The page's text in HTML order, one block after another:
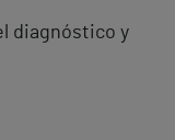
diagnóstico y